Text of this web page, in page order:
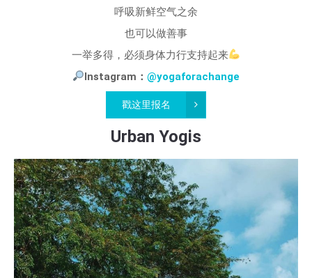
呼吸新鲜空气之余
也可以做善事
一举多得，必须身体力行支持起来
Instagram：@yogaforachange
戳这里报名
Urban Yogis